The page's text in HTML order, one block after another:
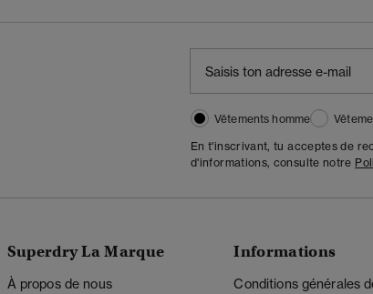
Vêtements homme
En t'inscrivant, tu acceptes de
d'informations, consulte notre
Superdry La Marque
À propos de nous
Informations
Conditions générales